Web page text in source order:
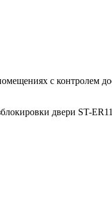
с контролем
двери ST-